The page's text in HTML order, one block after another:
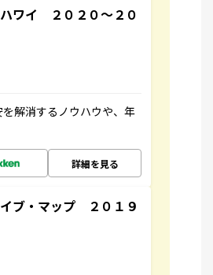
ワイ ２０２０～２０
解消するノウハウや、年
詳細を見る
ブ・マップ ２０１９